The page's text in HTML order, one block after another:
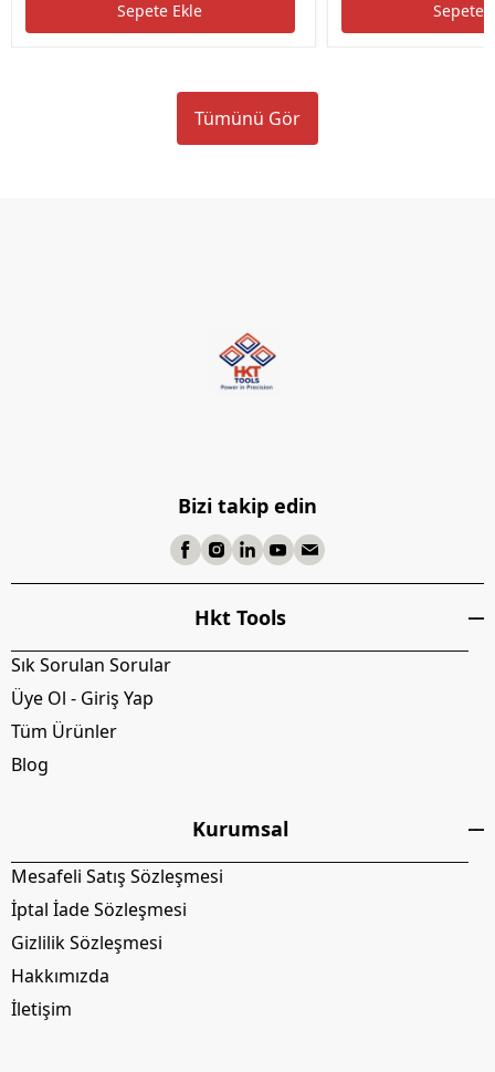
Sepete Ekle Sepete
Tümünü Gör
Bizi takip edin
Hkt Tools
Sık Sorulan Sorular
Üye Ol - Giriş Yap
Tüm Ürünler
Blog
Kurumsal
Mesafeli Satış Sözleşmesi
İptal İade Sözleşmesi
Gizlilik Sözleşmesi
Hakkımızda
İletişim